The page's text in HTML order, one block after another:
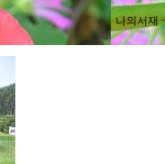
나의서재